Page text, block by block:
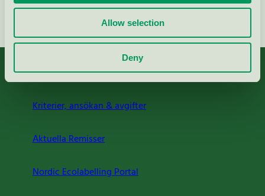
Allow selection
Deny
Fortsätt
Kriterier, ansökan & avgifter
Aktuella Remisser
Nordic Ecolabelling Portal